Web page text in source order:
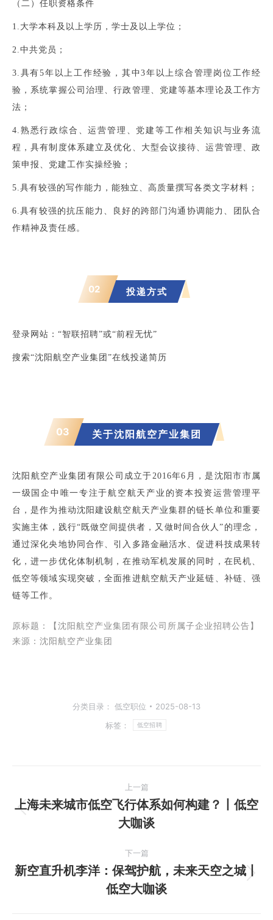
（二）任职资格条件
1.大学本科及以上学历，学士及以上学位；
2.中共党员；
3.具有5年以上工作经验，其中3年以上综合管理岗位工作经
验，系统掌握公司治理、行政管理、党建等基本理论及工作方
法；
4.熟悉行政综合、运营管理、党建等工作相关知识与业务流
程，具有制度体系建立及优化、大型会议接待、运营管理、政
策申报、党建工作实操经验；
5.具有较强的写作能力，能独立、高质量撰写各类文字材料；
6.具有较强的抗压能力、良好的跨部门沟通协调能力、团队合
作精神及责任感。
02 投递方式
登录 网站：“智联招聘”或“前程无忧”
搜索“沈阳航空产业集团”在线投递简历
03 关于沈阳航空产业集团
沈阳航空产业集团有限公司成立于2016年6月，是沈阳市市属
一级国企中唯一专注于航空航天产业的资本投资运营管理平
台，是作为推动沈阳建设航空航天产业集群的链长单位和重要
实施主体，践行“既做空间提供者，又做时间合伙人”的理念，
通过深化央地协同合作、引入多路金融活水、促进科技成果转
化，进一步优化体制机制，在推动军机发展的同时，在民机、
低空等领域实现突破，全面推进航空航天产业延链、补链、强
链等工作。
原标题：【 沈阳航空产业集团有限公司所属子企业招聘公告】
来源：沈阳航空产业集团
分类目录： 低空职位
2025-08-13
标签：
低空招聘
章
航
上一篇
上
一
篇
文
章：
上海未来城市低空飞行体系如何构建？丨低空
大咖谈
下一篇
下
一
新空直升机李洋：保驾护航，未来天空之城丨
低空大咖谈